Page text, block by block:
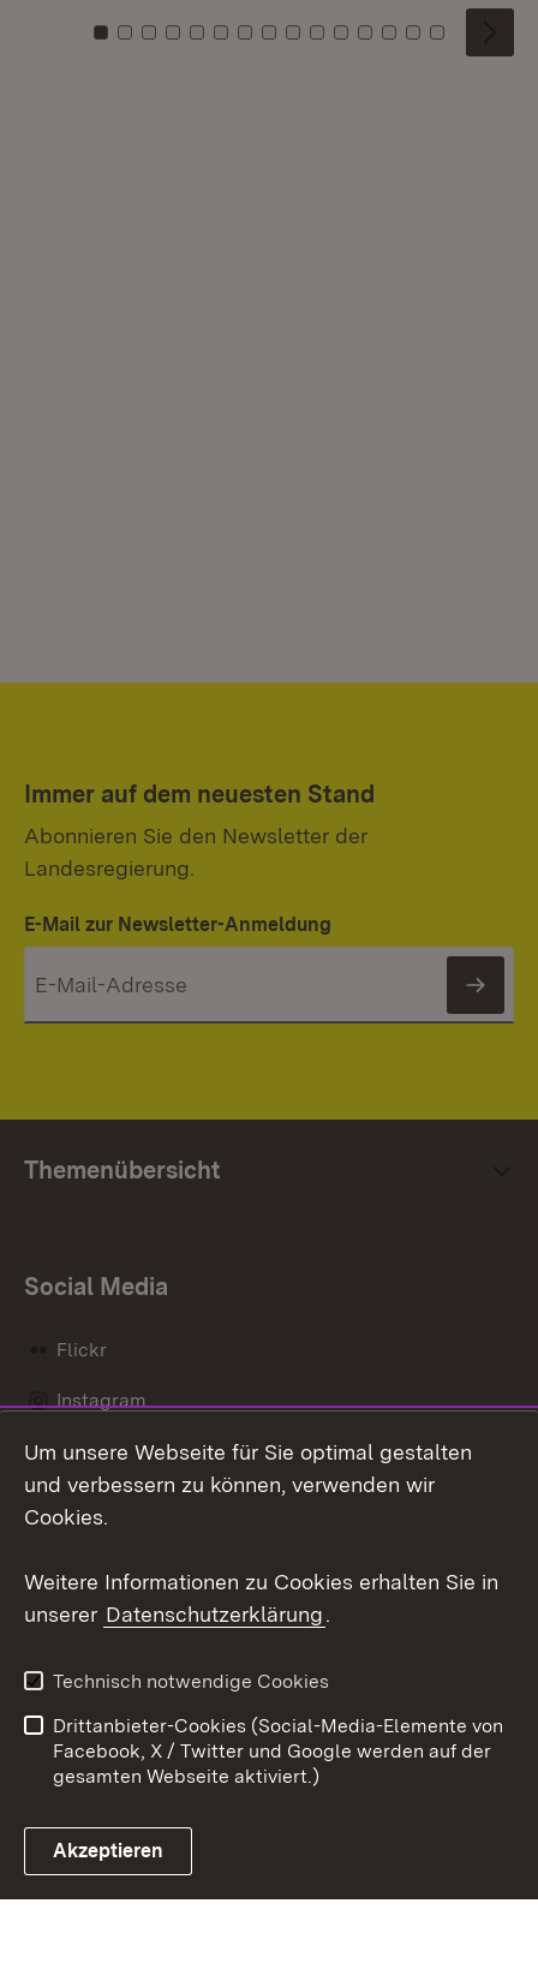
Zu Kachel: 0
Zu Kachel: 1
Zu Kachel: 2
Zu Kachel: 3
Zu Kachel: 4
Zu Kachel: 5
Zu Kachel: 6
Zu Kachel: 7
Zu Kachel: 8
Zu Kachel: 9
Zu Kachel: 10
Zu Kachel: 11
Zu Kachel: 12
Zu Kachel:
Zu
Immer auf dem neuesten Stand
Abonnieren Sie den Newsletter der
Landesregierung.
E-Mail zur Newsletter-Anmeldung
Themenübersicht
Social Media
Flickr
Instagram
Social Wall
Link zum Landesportal
Barrierefreiheit
Benutzungshinweise
Impressum
Cookies
Um unsere Webseite für Sie optimal gestalten
und verbessern zu können, verwenden wir
Cookies.
Weitere Informationen zu Cookies erhalten Sie in
unserer Datenschutzerklärung.
Technisch notwendige Cookies
Drittanbieter-Cookies (Social-Media-Elemente von
Facebook, X / Twitter und Google werden auf der
gesamten Webseite aktiviert.)
Akzeptieren